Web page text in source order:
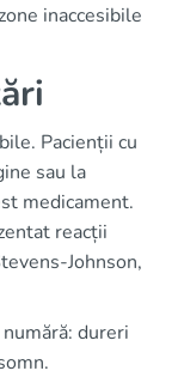
inaccesibile
Pacienții cu
sau la
medicament.
reacții
Johnson,
dureri